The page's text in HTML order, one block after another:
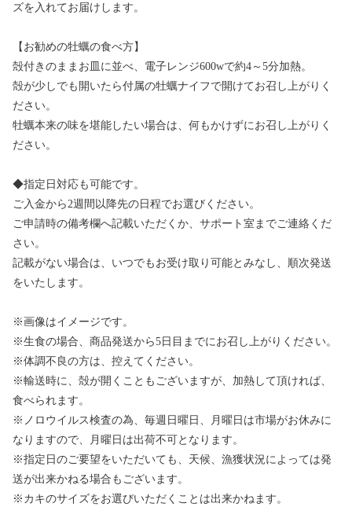
ズを入れてお届けします。
【お勧めの牡蠣の食べ方】
殻付きのままお皿に並べ、電子レンジ600wで約4～5分加熱。
殻が少しでも開いたら付属の牡蠣ナイフで開けてお召し上がりく
ださい。
牡蠣本来の味を堪能したい場合は、何もかけずにお召し上がりく
ださい。
◆指定日対応も可能です。
ご入金から2週間以降先の日程でお選びください。
ご申請時の備考欄へ記載いただくか、サポート室までご連絡くだ
さい。
記載がない場合は、いつでもお受け取り可能とみなし、順次発送
をいたします。
※画像はイメージです。
※生食の場合、商品発送から5日目までにお召し上がりください。
※体調不良の方は、控えてください。
※輸送時に、殻が開くこともございますが、加熱して頂ければ、
食べられます。
※ノロウイルス検査の為、毎週日曜日、月曜日は市場がお休みに
なりますので、月曜日は出荷不可となります。
※指定日のご要望をいただいても、天候、漁獲状況によっては発
送が出来かねる場合もございます。
※カキのサイズをお選びいただくことは出来かねます。